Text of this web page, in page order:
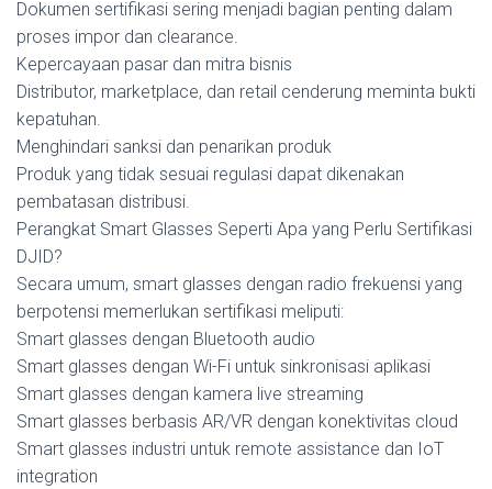
Dokumen sertifikasi sering menjadi bagian penting dalam
proses impor dan clearance.
Kepercayaan pasar dan mitra bisnis
Distributor, marketplace, dan retail cenderung meminta bukti
kepatuhan.
Menghindari sanksi dan penarikan produk
Produk yang tidak sesuai regulasi dapat dikenakan
pembatasan distribusi.
Perangkat Smart Glasses Seperti Apa yang Perlu Sertifikasi
DJID?
Secara umum, smart glasses dengan radio frekuensi yang
berpotensi memerlukan sertifikasi meliputi:
Smart glasses dengan Bluetooth audio
Smart glasses dengan Wi-Fi untuk sinkronisasi aplikasi
Smart glasses dengan kamera live streaming
Smart glasses berbasis AR/VR dengan konektivitas cloud
Smart glasses industri untuk remote assistance dan IoT
integration